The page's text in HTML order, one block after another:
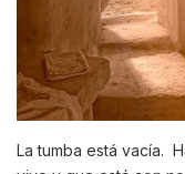
La tumba está vacía.